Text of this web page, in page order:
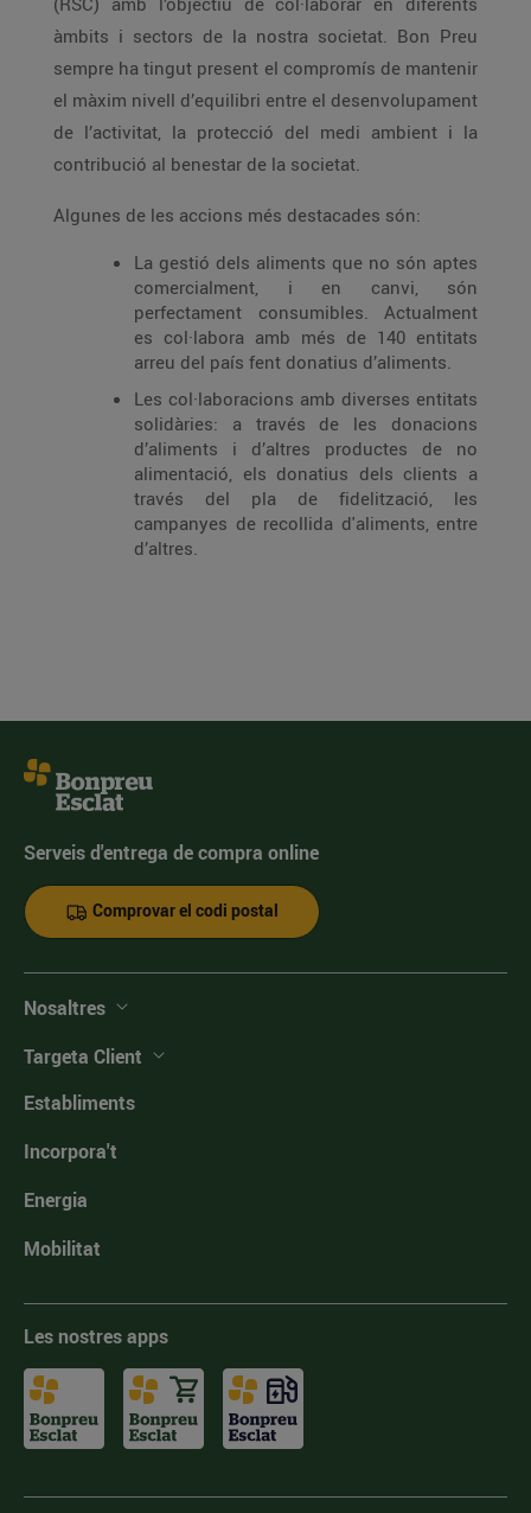
àmbits i sectors de la nostra societat. Bon Preu
sempre ha tingut present el compromís de mantenir
el màxim nivell d’equilibri entre el desenvolupament
de l’activitat, la protecció del medi ambient i la
contribució al benestar de la societat.
Algunes de les accions més destacades són:
La gestió dels aliments que no són aptes
comercialment, i en canvi, són
perfectament consumibles. Actualment
es col·labora amb més de 140 entitats
arreu del país fent donatius d’aliments.
Les col·laboracions amb diverses entitats
solidàries: a través de les donacions
d’aliments i d’altres productes de no
alimentació, els donatius dels clients a
través del pla de fidelització, les
campanyes de recollida d'aliments, entre
d’altres.
Serveis d'entrega de compra online
Comprovar el codi postal
Nosaltres
Targeta Client
Establiments
Incorpora't
Energia
Mobilitat
Les nostres apps